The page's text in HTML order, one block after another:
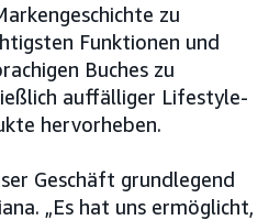
zu
Funktionen und
Buches zu
auffälliger Lifestyle-
hervorheben.
Geschäft grundlegend
„Es hat uns ermöglicht,